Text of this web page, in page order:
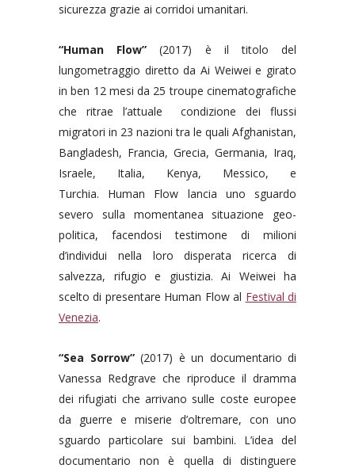
sicurezza grazie ai corridoi umanitari.
“Human Flow”(2017) è il titolo del
lungometraggio diretto da Ai Weiwei e girato
in ben 12 mesi da 25 troupe cinematografiche
che ritrae l’attuale condizione dei flussi
migratori in 23 nazioni tra le quali Afghanistan,
Bangladesh, Francia, Grecia, Germania, Iraq,
Israele, Italia, Kenya, Messico, e
Turchia. Human Flow lancia uno sguardo
severo sulla momentanea situazione geo-
politica, facendosi testimone di milioni
d’individui nella loro disperata ricerca di
salvezza, rifugio e giustizia. Ai Weiwei ha
scelto di presentare Human Flow al Festival di
Venezia.
“Sea Sorrow” (2017) è un documentario di
Vanessa Redgrave che riproduce il dramma
dei rifugiati che arrivano sulle coste europee
da guerre e miserie d’oltremare, con uno
sguardo particolare sui bambini. L’idea del
documentario non è quella di distinguere